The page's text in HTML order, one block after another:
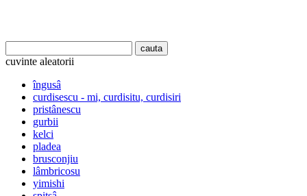
cuvinte aleatorii
îngusâ
curdisescu - mi, curdisitu, curdisiri
pristânescu
gurbii
kelci
pladea
brusconjiu
lâmbricosu
yimishi